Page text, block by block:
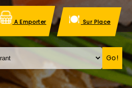
A Emporter Sur Place
Go!